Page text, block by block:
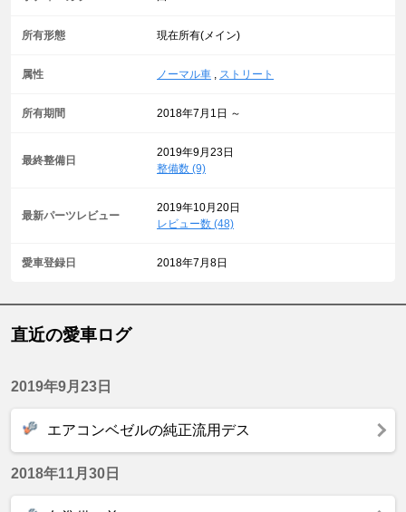
所有形態 現在所有(メイン)
属性 ノーマル車 , ストリート
所有期間 2018年7月1日 ～
最終整備日
2019年9月23日
整備数 (9)
最新パーツレビュー
2019年10月20日
レビュー数 (48)
愛車登録日 2018年7月8日
直近の愛車ログ
2019年9月23日
エアコンベゼルの純正流用デス
2018年11月30日